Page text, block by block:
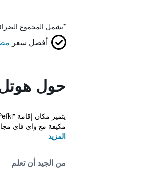
*يشمل المجموع
أفضل سعر
حول
مكيفة مع واي فاي
المزيد
من الجيد أن تعلم